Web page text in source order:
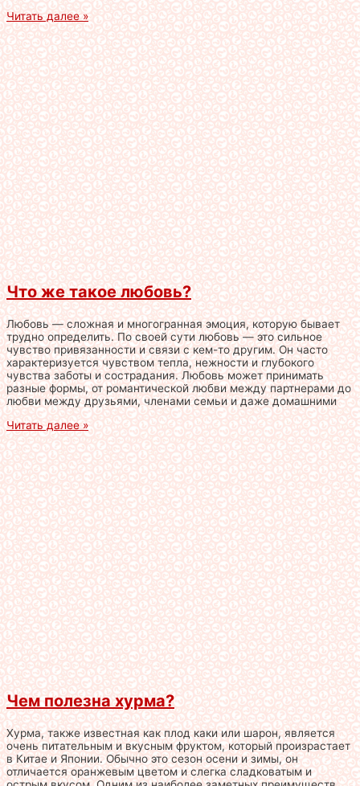
Читать далее »
Что же такое любовь?
Любовь — сложная и многогранная эмоция, которую бывает
трудно определить. По своей сути любовь — это сильное
чувство привязанности и связи с кем-то другим. Он часто
характеризуется чувством тепла, нежности и глубокого
чувства заботы и сострадания. Любовь может принимать
разные формы, от романтической любви между партнерами до
любви между друзьями, членами семьи и даже домашними
Читать далее »
Чем полезна хурма?
Хурма, также известная как плод каки или шарон, является
очень питательным и вкусным фруктом, который произрастает
в Китае и Японии. Обычно это сезон осени и зимы, он
отличается оранжевым цветом и слегка сладковатым и